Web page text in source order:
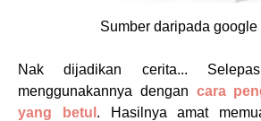
Sumber daripada google
Nak dijadikan cerita...
menggunakannya dengan cara
yang betul . Hasilnya amat